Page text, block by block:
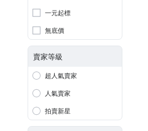
一元起標
無底價
賣家等級
超人氣賣家
人氣賣家
拍賣新星